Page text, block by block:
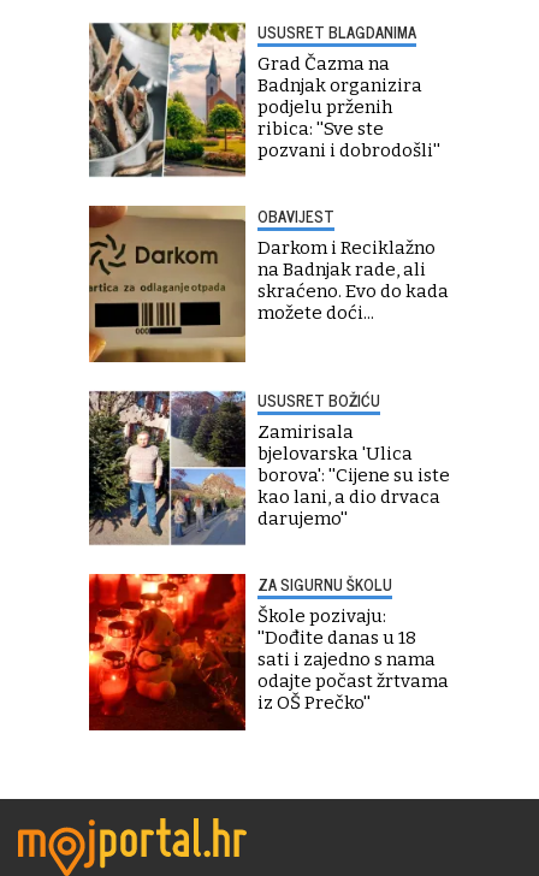
USUSRET BLAGDANIMA
Grad Čazma na
Badnjak organizira
podjelu prženih
ribica: ''Sve ste
pozvani i dobrodošli''
OBAVIJEST
Darkom i Reciklažno
na Badnjak rade, ali
skraćeno. Evo do kada
možete doći...
USUSRET BOŽIĆU
Zamirisala
bjelovarska 'Ulica
borova': ''Cijene su iste
kao lani, a dio drvaca
darujemo''
ZA SIGURNU ŠKOLU
Škole pozivaju:
''Dođite danas u 18
sati i zajedno s nama
odajte počast žrtvama
iz OŠ Prečko''